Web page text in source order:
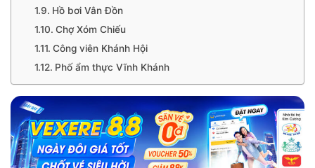
Hồ bơi Vân Đồn
Chợ Xóm Chiếu
Công viên Khánh Hội
Phố ẩm thực Vĩnh Khánh